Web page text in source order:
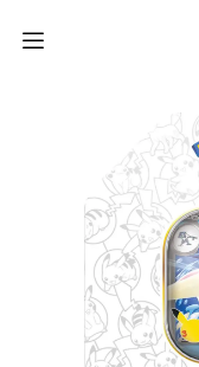
Pokémon TCG: